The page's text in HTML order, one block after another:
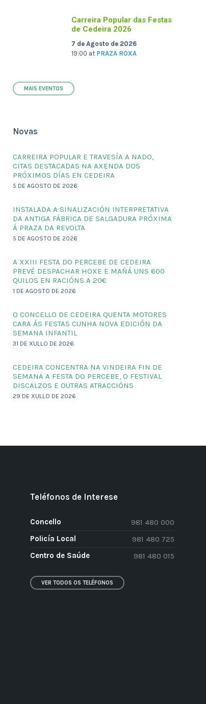
Carreira Popular das Festas
de Cedeira 2026
7 de Agosto de 2026
19:00 at PRAZA ROXA
MAIS EVENTOS
Novas
CARREIRA POPULAR E TRAVESÍA A NADO,
CITAS DESTACADAS NA AXENDA DOS
PRÓXIMOS DÍAS EN CEDEIRA
5 DE AGOSTO DE 2026
INSTALADA A SINALIZACIÓN INTERPRETATIVA
DA ANTIGA FÁBRICA DE SALGADURA PRÓXIMA
Á PRAZA DA REVOLTA
5 DE AGOSTO DE 2026
A XXIII FESTA DO PERCEBE DE CEDEIRA
PREVÉ DESPACHAR HOXE E MAÑÁ UNS 600
QUILOS EN RACIÓNS A 20€
1 DE AGOSTO DE 2026
O CONCELLO DE CEDEIRA QUENTA MOTORES
CARA ÁS FESTAS CUNHA NOVA EDICIÓN DA
SEMANA INFANTIL
31 DE XULLO DE 2026
CEDEIRA CONCENTRA NA VINDEIRA FIN DE
SEMANA A FESTA DO PERCEBE, O FESTIVAL
DISCALZOS E OUTRAS ATRACCIÓNS
29 DE XULLO DE 2026
Teléfonos de Interese
Concello
981 480 000
Policía Local
981 480 725
Centro de Saúde
981 480 015
VER TODOS OS TELÉFONOS